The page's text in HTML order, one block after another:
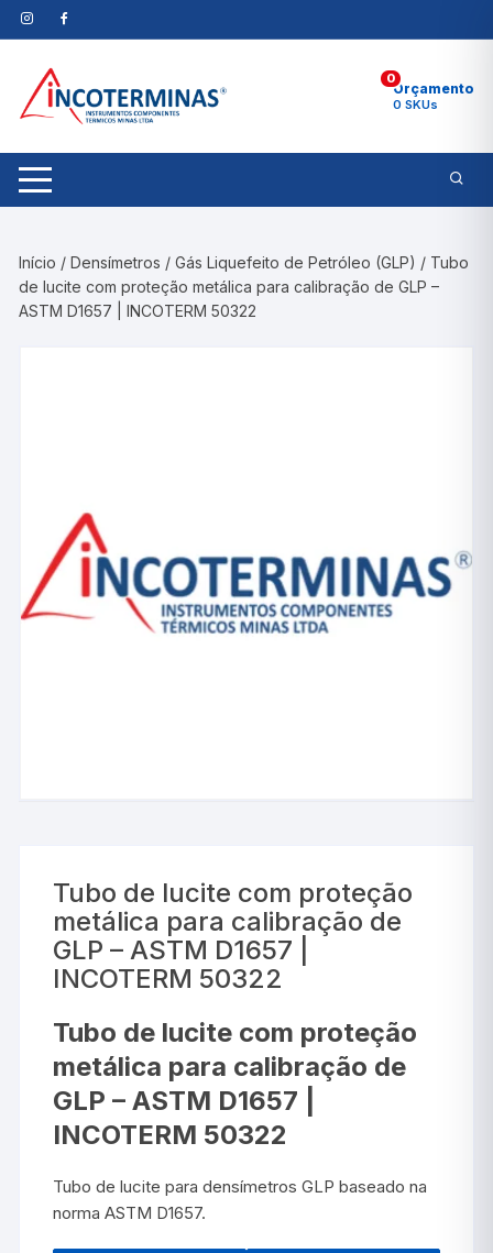
Pular
para
conteúdo
0
Orçamento
0 SKUs
Início /Densímetros /Gás Liquefeito de Petróleo (GLP) / Tubo
de lucite com proteção metálica para calibração de GLP –
ASTM D1657 | INCOTERM 50322
Tubo de lucite com proteção
metálica para calibração de
GLP – ASTM D1657 |
INCOTERM 50322
Tubo de lucite com proteção
metálica para calibração de
GLP – ASTM D1657 |
INCOTERM 50322
Tubo de lucite para densímetros GLP baseado na
norma ASTM D1657.